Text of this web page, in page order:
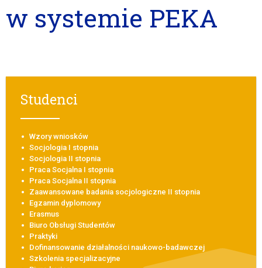
w systemie PEKA
Studenci
Wzory wniosków
Socjologia I stopnia
Socjologia II stopnia
Praca Socjalna I stopnia
Praca Socjalna II stopnia
Zaawansowane badania socjologiczne II stopnia
Egzamin dyplomowy
Erasmus
Biuro Obsługi Studentów
Praktyki
Dofinansowanie działalności naukowo-badawczej
Szkolenia specjalizacyjne